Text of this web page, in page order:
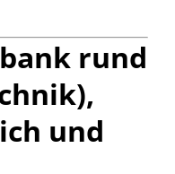
rund
und